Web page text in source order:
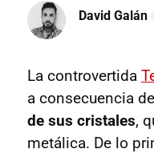
David Galán
La controvertida
a consecuencia
de sus cristales,
metálica. De lo